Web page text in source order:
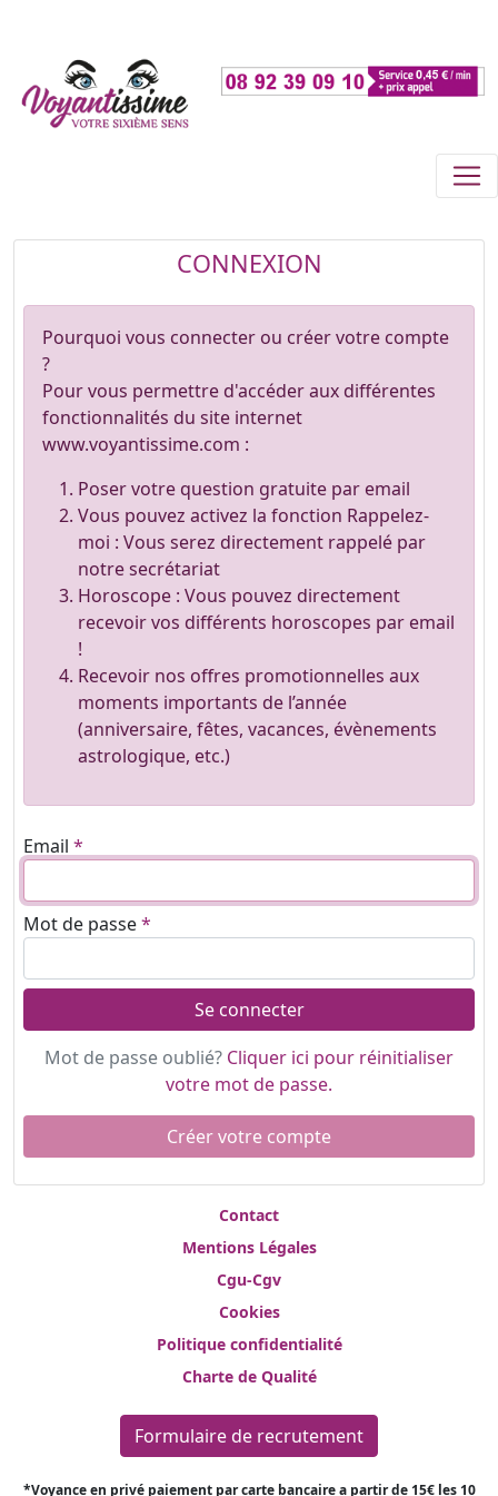
CONNEXION
Pourquoi vous connecter ou créer votre compte
?
Pour vous permettre d'accéder aux différentes
fonctionnalités du site internet
www.voyantissime.com :
Poser votre question gratuite par email
Vous pouvez activez la fonction Rappelez-
moi : Vous serez directement rappelé par
notre secrétariat
Horoscope : Vous pouvez directement
recevoir vos différents horoscopes par email
!
Recevoir nos offres promotionnelles aux
moments importants de l’année
(anniversaire, fêtes, vacances, évènements
astrologique, etc.)
Email
Mot de passe
Mot de passe oublié? Cliquer ici pour réinitialiser
votre mot de passe.
Créer votre compte
Contact
Mentions Légales
Cgu-Cgv
Cookies
Politique confidentialité
Charte de Qualité
Formulaire de recrutement
*Voyance en privé paiement par carte bancaire a partir de 15€ les 10